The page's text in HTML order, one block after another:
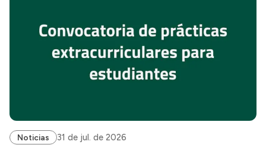
Noticias 31 de jul. de 2026